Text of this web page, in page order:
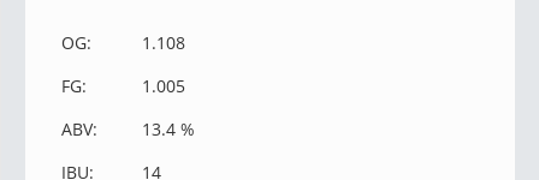
OG:
1.108
FG:
1.005
ABV:
13.4 %
IBU:
14